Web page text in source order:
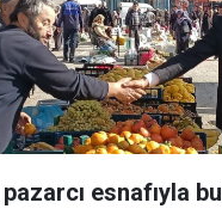
esnafıyla